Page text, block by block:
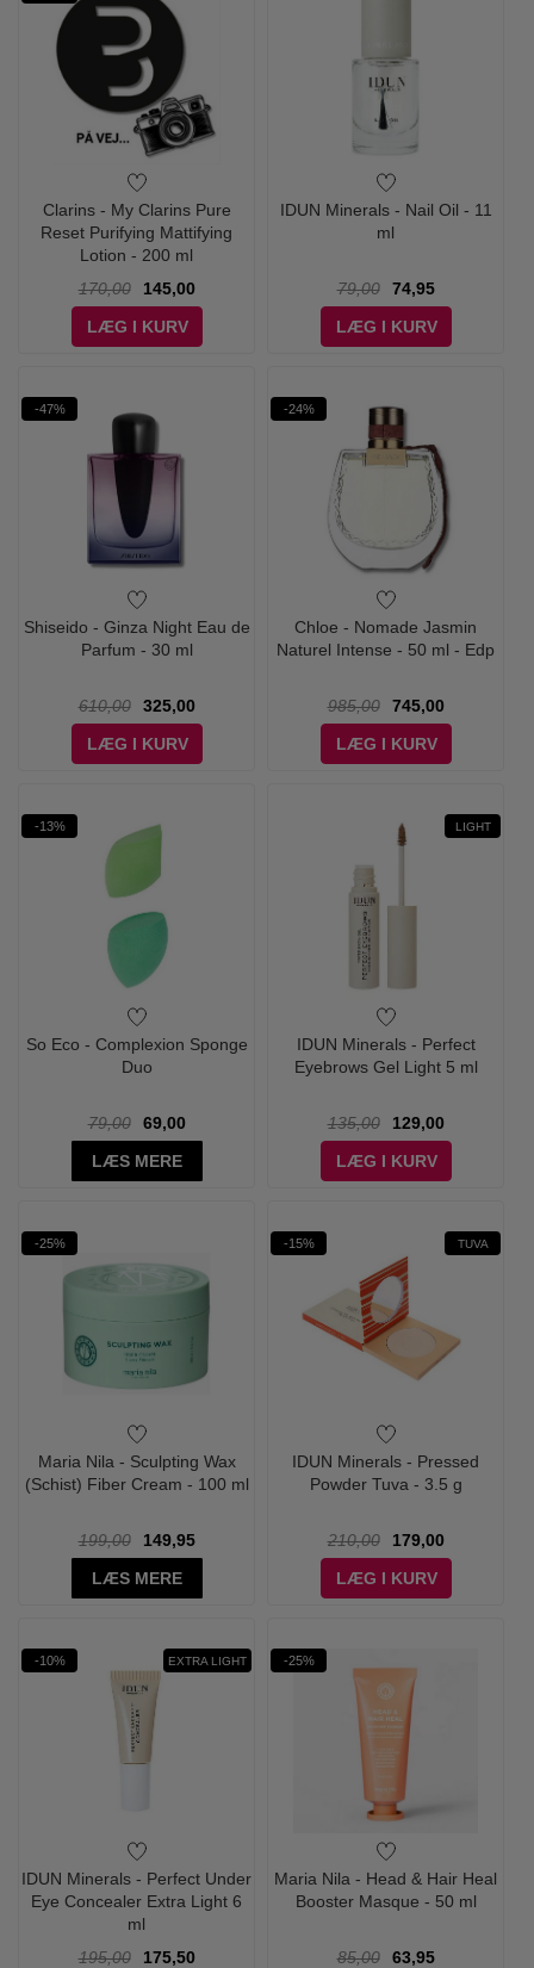
Clarins - My Clarins Pure
Reset Purifying Mattifying
Lotion - 200 ml
170,00
145,00
LÆG I KURV
IDUN Minerals - Nail Oil - 11
ml
79,00
74,95
LÆG I KURV
-47%
Shiseido - Ginza Night Eau de
Parfum - 30 ml
610,00
325,00
LÆG I KURV
-24%
Chloe - Nomade Jasmin
Naturel Intense - 50 ml - Edp
985,00
745,00
LÆG I KURV
-13%
So Eco - Complexion Sponge
Duo
79,00
69,00
LÆS MERE
LIGHT
IDUN Minerals - Perfect
Eyebrows Gel Light 5 ml
135,00
129,00
LÆG I KURV
-25%
Maria Nila - Sculpting Wax
(Schist) Fiber Cream - 100 ml
199,00
149,95
LÆS MERE
-15% TUVA
IDUN Minerals - Pressed
Powder Tuva - 3.5 g
210,00
179,00
LÆG I KURV
-10% EXTRA LIGHT
IDUN Minerals - Perfect Under
Eye Concealer Extra Light 6
ml
195,00
175,50
-25%
Maria Nila - Head & Hair Heal
Booster Masque - 50 ml
85,00 63,95